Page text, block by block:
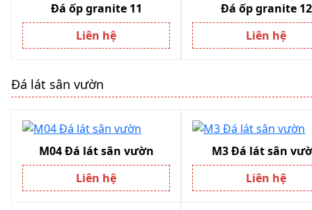
Đá ốp granite 11
Liên hệ
Đá ốp granite 12
Liên hệ
Đá lát sân vườn
M04 Đá lát sân vườn
Liên hệ
M3 Đá lát sân
Liên hệ